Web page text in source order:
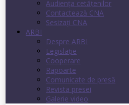
Audienţa cetăţenilor
Contactează CNA
Sesizați CNA
ARBI
Despre ARBI
Legislație
Cooperare
Rapoarte
Comunicate de presă
Revista presei
Galerie video